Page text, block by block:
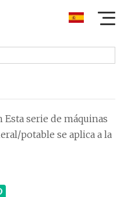
serie de máquinas
potable se aplica a la